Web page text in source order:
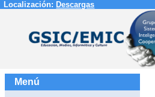
Localización: Descargas
Menú